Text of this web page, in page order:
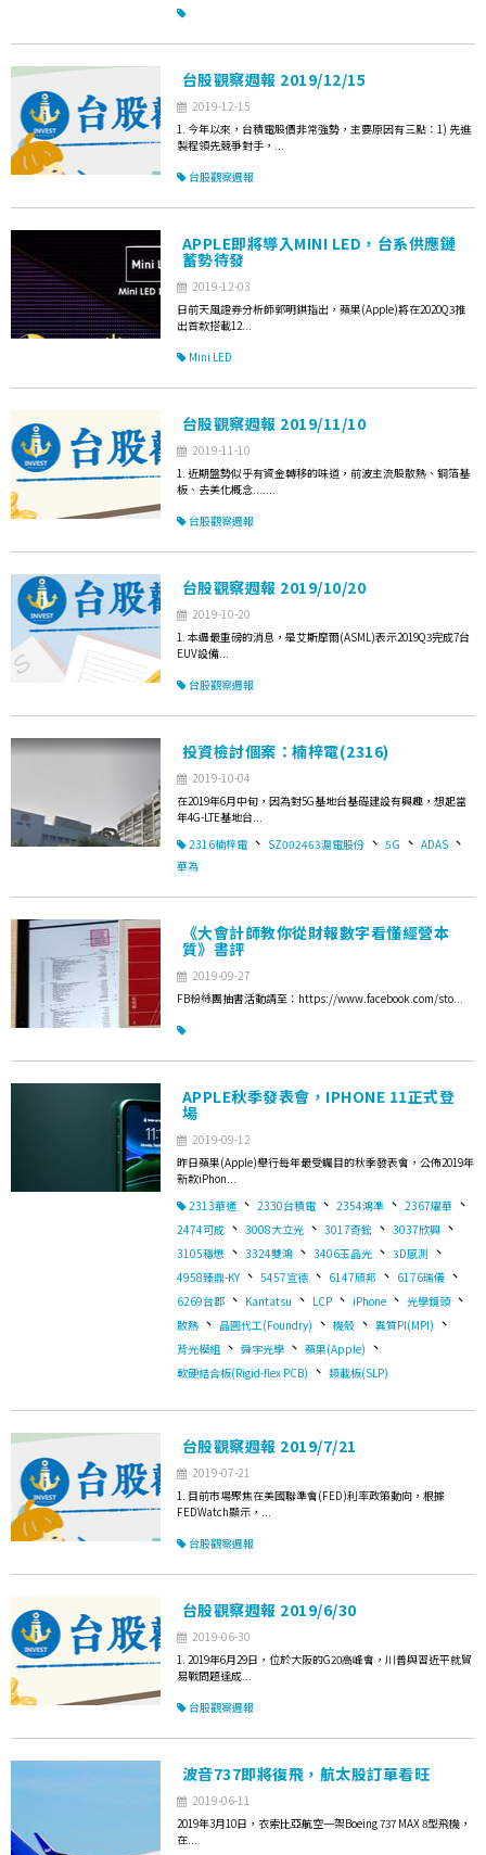
台股觀察週報 2019/12/15
2019-12-15
1. 今年以來，台積電股價非常強勢，主要原因有三點：1) 先進
製程領先競爭對手，...
台股觀察週報
APPLE即將導入MINI LED，台系供應鏈
蓄勢待發
2019-12-03
日前天風證券分析師郭明錤指出，蘋果(Apple)將在2020Q3推
出首款搭載12...
Mini LED
台股觀察週報 2019/11/10
2019-11-10
1. 近期盤勢似乎有資金轉移的味道，前波主流股散熱、銅箔基
板、去美化概念.......
台股觀察週報
台股觀察週報 2019/10/20
2019-10-20
1. 本週最重磅的消息，是艾斯摩爾(ASML)表示2019Q3完成7台
EUV設備...
台股觀察週報
投資檢討個案：楠梓電(2316)
2019-10-04
在2019年6月中旬，因為對5G基地台基礎建設有興趣，想起當
年4G-LTE基地台...
2316楠梓電 、 SZ002463滬電股份 、 5G 、 ADAS 、
華為
《大會計師教你從財報數字看懂經營本
質》書評
2019-09-27
FB粉絲團抽書活動請至：https://www.facebook.com/sto...
APPLE秋季發表會，IPHONE 11正式登
場
2019-09-12
昨日蘋果(Apple)舉行每年最受矚目的秋季發表會，公佈2019年
新款iPhon...
2313華通 、 2330台積電 、 2354鴻準 、 2367燿華 、
2474可成 、 3008大立光 、 3017奇鋐 、 3037欣興 、
3105穩懋 、 3324雙鴻 、 3406玉晶光 、 3D感測 、
4958臻鼎-KY 、 5457宣德 、 6147頎邦 、 6176瑞儀 、
6269台郡 、 Kantatsu 、 LCP 、 iPhone 、 光學鏡頭 、
散熱 、 晶圓代工(Foundry) 、 機殼 、 異質PI(MPI) 、
背光模組 、 舜宇光學 、 蘋果(Apple) 、
軟硬結合板(Rigid-flex PCB) 、 類載板(SLP)
台股觀察週報 2019/7/21
2019-07-21
1. 目前市場聚焦在美國聯準會(FED)利率政策動向，根據
FEDWatch顯示，...
台股觀察週報
台股觀察週報 2019/6/30
2019-06-30
1. 2019年6月29日，位於大阪的G20高峰會，川普與習近平就貿
易戰問題達成...
台股觀察週報
波音737即將復飛，航太股訂單看旺
2019-06-11
2019年3月10日，衣索比亞航空一架Boeing 737 MAX 8型飛機，
在...